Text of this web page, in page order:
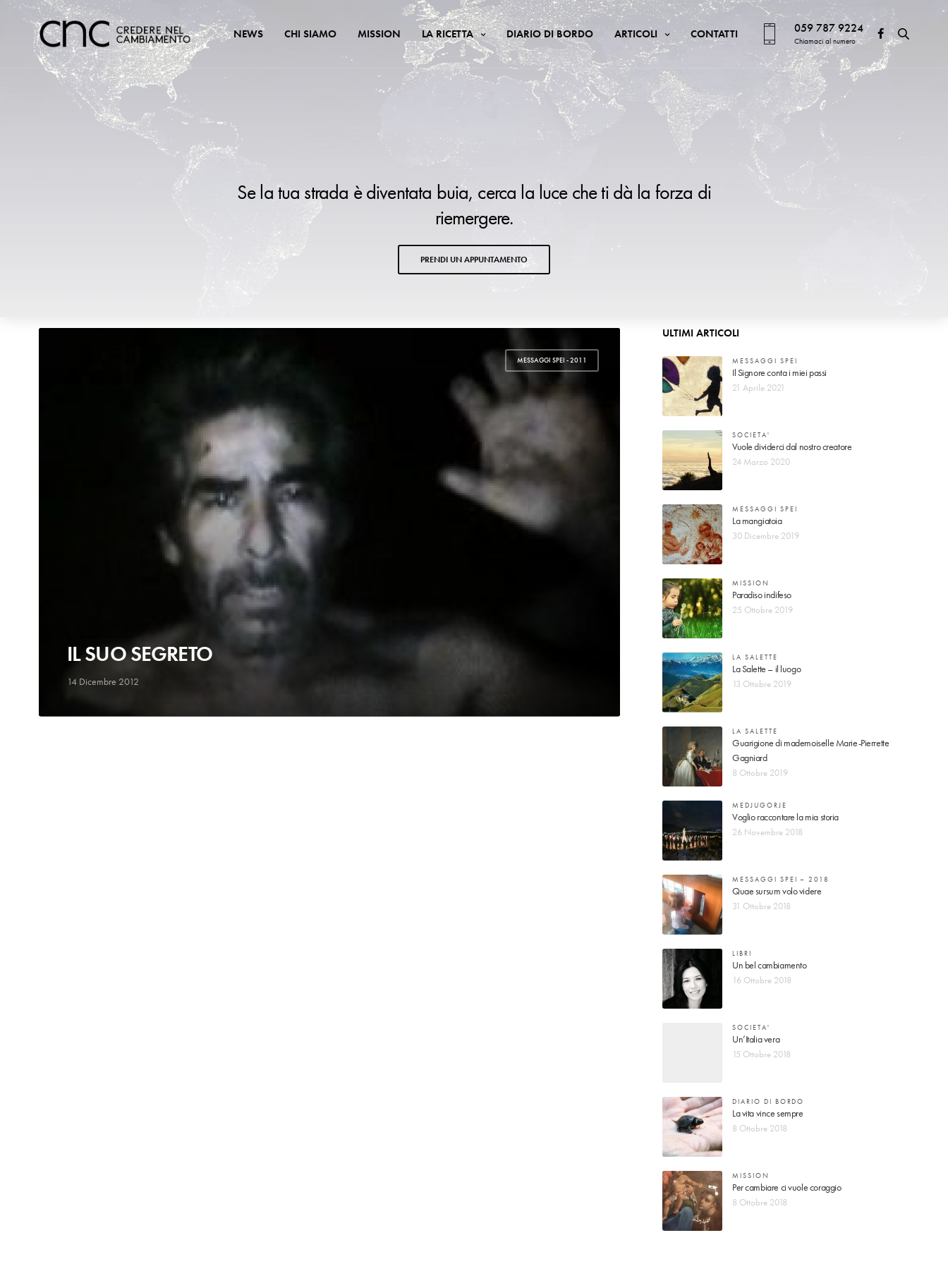
NEWS CHI SIAMO MISSION LA RICETTA DIARIO DI BORDO ARTICOLI CONTATTI 059 787 9224
Chiamaci al numero
Se la tua strada è diventata buia, cerca la luce che ti dà la forza di
riemergere.
PRENDI UN APPUNTAMENTO
MESSAGGI SPEI - 2011
IL SUO SEGRETO
14 Dicembre 2012
ULTIMI ARTICOLI
MESSAGGI SPEI
Il Signore conta i miei passi
21 Aprile 2021
SOCIETA'
Vuole dividerci dal nostro creatore
24 Marzo 2020
MESSAGGI SPEI
La mangiatoia
30 Dicembre 2019
MISSION
Paradiso indifeso
25 Ottobre 2019
LA SALETTE
La Salette – il luogo
13 Ottobre 2019
LA SALETTE
Guarigione di mademoiselle Marie-Pierrette
Gagniard
8 Ottobre 2019
MEDJUGORJE
Voglio raccontare la mia storia
26 Novembre 2018
MESSAGGI SPEI – 2018
Quae sursum volo videre
31 Ottobre 2018
LIBRI
Un bel cambiamento
16 Ottobre 2018
SOCIETA'
Un’Italia vera
15 Ottobre 2018
DIARIO DI BORDO
La vita vince sempre
8 Ottobre 2018
MISSION
Per cambiare ci vuole coraggio
8 Ottobre 2018